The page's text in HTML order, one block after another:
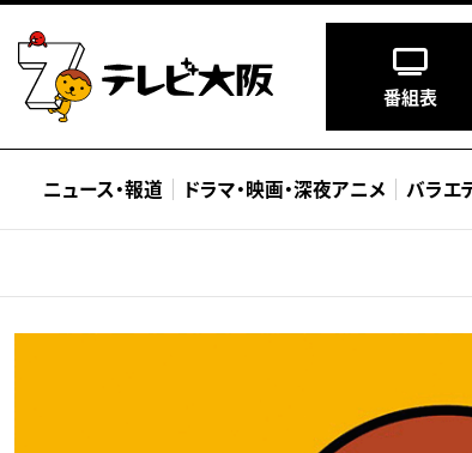
番組表
ニュース・報道 ドラマ・映画・深夜アニメ バラエ